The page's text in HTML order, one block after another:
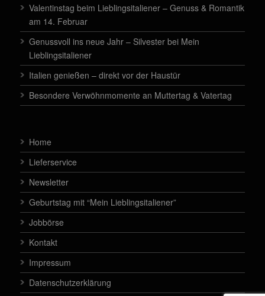
Valentinstag beim Lieblingsitaliener – Genuss & Romantik
am 14. Februar
Genussvoll ins neue Jahr – Silvester bei Mein
Lieblingsitaliener
Italien genießen – direkt vor der Haustür
Besondere Verwöhnmomente an Muttertag & Vatertag
Home
Lieferservice
Newsletter
Geburtstag mit “Mein Lieblingsitaliener”
Jobbörse
Kontakt
Impressum
Datenschutzerklärung